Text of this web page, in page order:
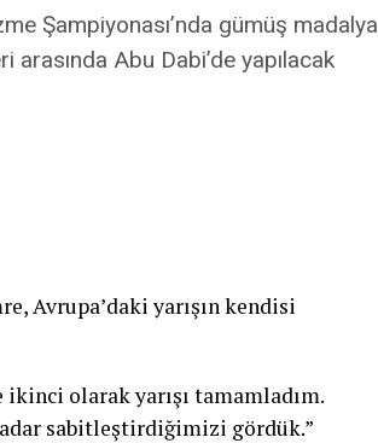
Şampiyonası’nda gümüş madalya
Abu Dabi’de yapılacak
Avrupa’daki yarışın kendisi
olarak yarışı tamamladım.
sabitleştirdiğimizi gördük.”